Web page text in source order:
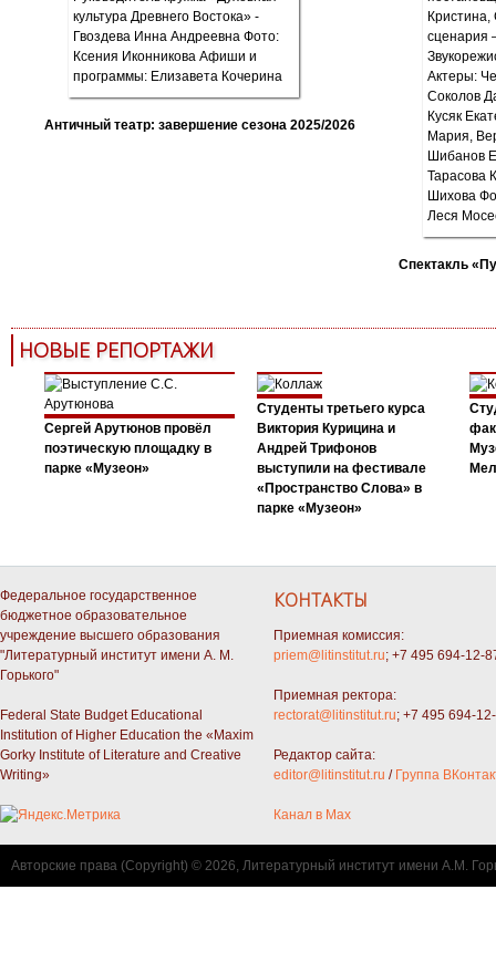
Античный театр: завершение сезона 2025/2026
Спектакль
НОВЫЕ РЕПОРТАЖИ
Сергей Арутюнов провёл
поэтическую площадку в
парке «Музеон»
Студенты третьего курса
Виктория Курицина и
Андрей Трифонов
выступили на фестивале
«Пространство Слова» в
парке «Музеон»
Федеральное государственное
бюджетное образовательное
учреждение высшего образования
"Литературный институт имени А. М.
Горького"
Federal State Budget Educational
Institution of Higher Education the «Maxim
Gorky Institute of Literature and Creative
Writing»
КОНТАКТЫ
Приемная комиссия:
priem@litinstitut.ru; +7 495 694-12-
Приемная ректора:
rectorat@litinstitut.ru; +7 495 694-
Редактор сайта:
editor@litinstitut.ru / Группа
Канал в Max
Авторские права (Copyright) © 2026, Литературный институт имени А.М.